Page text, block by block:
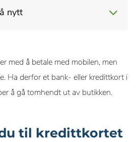
forstyrrer kommunikasjonen,
betalingskort.
nytt
å fungere bedre.
med å betale med mobilen, men
Ha derfor et bank- eller kredittkort i
å gå tomhendt ut av butikken.
til kredittkortet